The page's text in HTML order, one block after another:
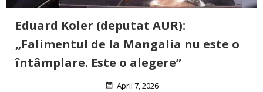
Eduard Koler (deputat AUR):
„Falimentul de la Mangalia nu este o
întâmplare. Este o alegere”
April 7, 2026